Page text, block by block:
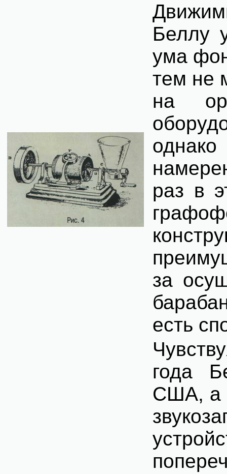
Беллу
ума
тем не
на
раз в
за
есть
года
США, а